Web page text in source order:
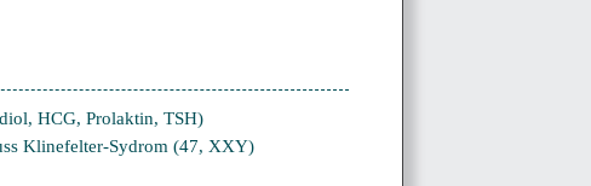
HCG, Prolaktin, TSH)
Klinefelter-Sydrom (47, XXY)